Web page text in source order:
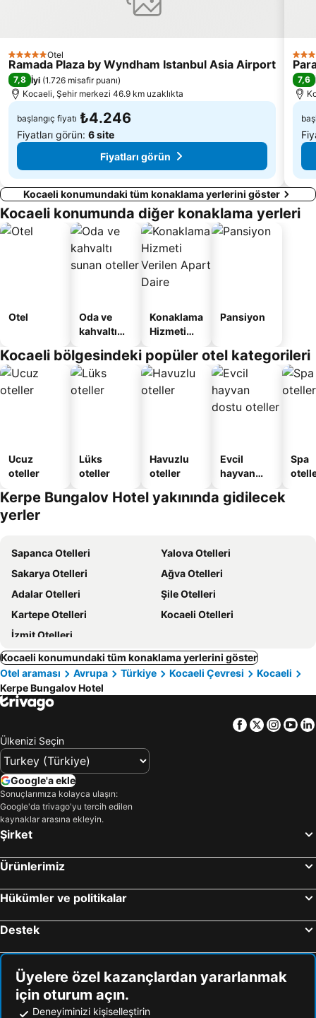
5 Yıldız Otel
Ramada Plaza by Wyndham Istanbul Asia Airport
7,8 İyi (1.726 misafir puanı)
Kocaeli, Şehir merkezi 46.9 km uzaklıkta
başlangıç fiyatı ₺4.246
Fiyatları görün: 6 site
Fiyatları görün
4
7,6
Kocaeli konumundaki tüm konaklama yerlerini göster
Kocaeli konumunda diğer konaklama yerleri
Otel
Oda ve
kahvaltı
oteller
Konaklama
Hizmeti
Apart
Daire
Pansiyon
Kocaeli bölgesindeki popüler otel kategorileri
Ucuz
oteller
Lüks
oteller
Havuzlu
oteller
Evcil
hayvan
oteller
Spa
Kerpe Bungalov Hotel yakınında gidilecek
yerler
Sapanca Otelleri
Yalova Otelleri
Sakarya Otelleri
Ağva Otelleri
Adalar Otelleri
Şile Otelleri
Kartepe Otelleri
Kocaeli Otelleri
İzmit Otelleri
Kocaeli konumundaki tüm konaklama yerlerini göster
Otel araması
Avrupa Türkiye Kocaeli Çevresi
Kocaeli
Kerpe Bungalov Hotel
Facebook
Twitter
Ülkenizi Seçin
Google'a ekle
Sonuçlarımıza kolayca ulaşın:
Google'da trivago'yu tercih edilen
kaynaklar arasına ekleyin.
Şirket
Ürünlerimiz
Hükümler ve politikalar
Destek
Üyelere özel kazançlardan yararlanmak
için oturum açın.
Deneyiminizi kişiselleştirin